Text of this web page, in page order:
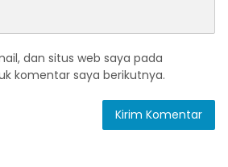
dan situs web saya pada
komentar saya berikutnya.